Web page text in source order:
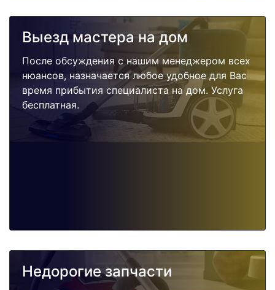
Выезд мастера на дом
После обсуждения с нашим менеджером всех
нюансов, назначается любое удобное для Вас
время прибытия специалиста на дом. Услуга
бесплатная.
Недорогие запчасти